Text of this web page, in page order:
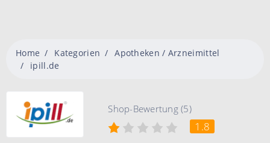
Home Kategorien
Apotheken / Arzneimittel
ipill.de
Shop-Bewertung (5)
1.8